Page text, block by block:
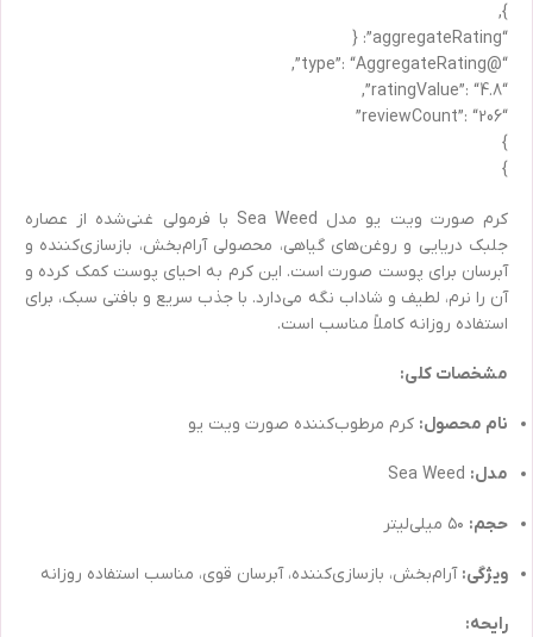
},
“aggregateRating”: {
“@type”: “AggregateRating”,
“ratingValue”: “4.8”,
“reviewCount”: “206”
}
}
کرم صورت ویت یو مدل Sea Weed با فرمولی غنی‌شده از عصاره
جلبک دریایی و روغن‌های گیاهی، محصولی آرام‌بخش، بازسازی‌کننده و
آبرسان برای پوست صورت است. این کرم به احیای پوست کمک کرده و
آن را نرم، لطیف و شاداب نگه می‌دارد. با جذب سریع و بافتی سبک، برای
استفاده روزانه کاملاً مناسب است.
مشخصات کلی:
نام محصول: کرم مرطوب‌کننده صورت ویت یو
مدل:
حجم:
ویژگی: آرام‌بخش، بازسازی‌کننده، آبرسان قوی، مناسب استفاده روزانه
رایحه: